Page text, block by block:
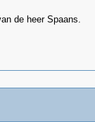
de heer Spaans.